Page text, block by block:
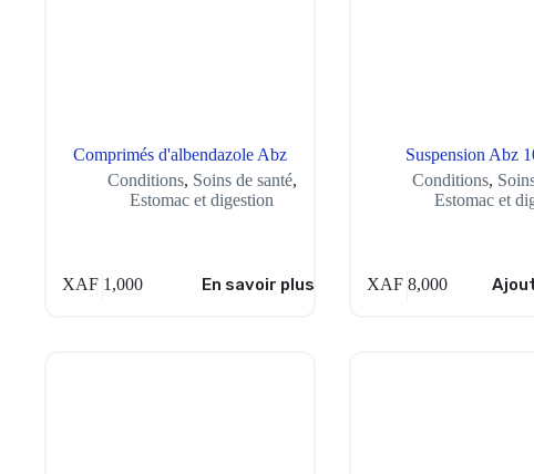
Comprimés d'albendazole Abz
Conditions, Soins de santé,
Estomac et digestion
XAF1,000 En savoir plus
Suspension Abz
Conditions,
Estomac et
XAF8,000